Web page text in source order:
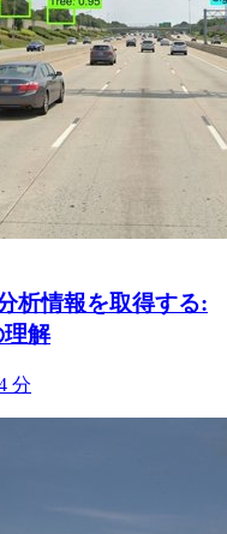
析情報を取得する:
理解
分